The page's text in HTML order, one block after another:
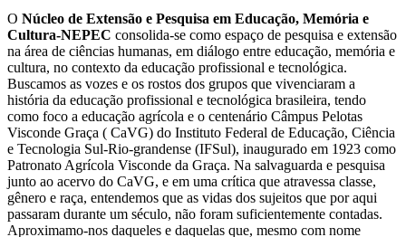
O Núcleo de Extensão e Pesquisa em Educação, Memória e
Cultura-NEPEC consolida-se como espaço de pesquisa e extensão
na área de ciências humanas, em diálogo entre educação, memória e
cultura, no contexto da educação profissional e tecnológica.
Buscamos as vozes e os rostos dos grupos que vivenciaram a
história da educação profissional e tecnológica brasileira, tendo
como foco a educação agrícola e o centenário Câmpus Pelotas
Visconde Graça ( CaVG) do Instituto Federal de Educação, Ciência
e Tecnologia Sul-Rio-grandense (IFSul), inaugurado em 1923 como
Patronato Agrícola Visconde da Graça. Na salvaguarda e pesquisa
junto ao acervo do CaVG, e em uma crítica que atravessa classe,
gênero e raça, entendemos que as vidas dos sujeitos que por aqui
passaram durante um século, não foram suficientemente contadas.
Aproximamo-nos daqueles e daquelas que, mesmo com nome